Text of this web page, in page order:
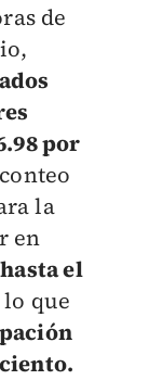
de
por
la
en
el
lo que